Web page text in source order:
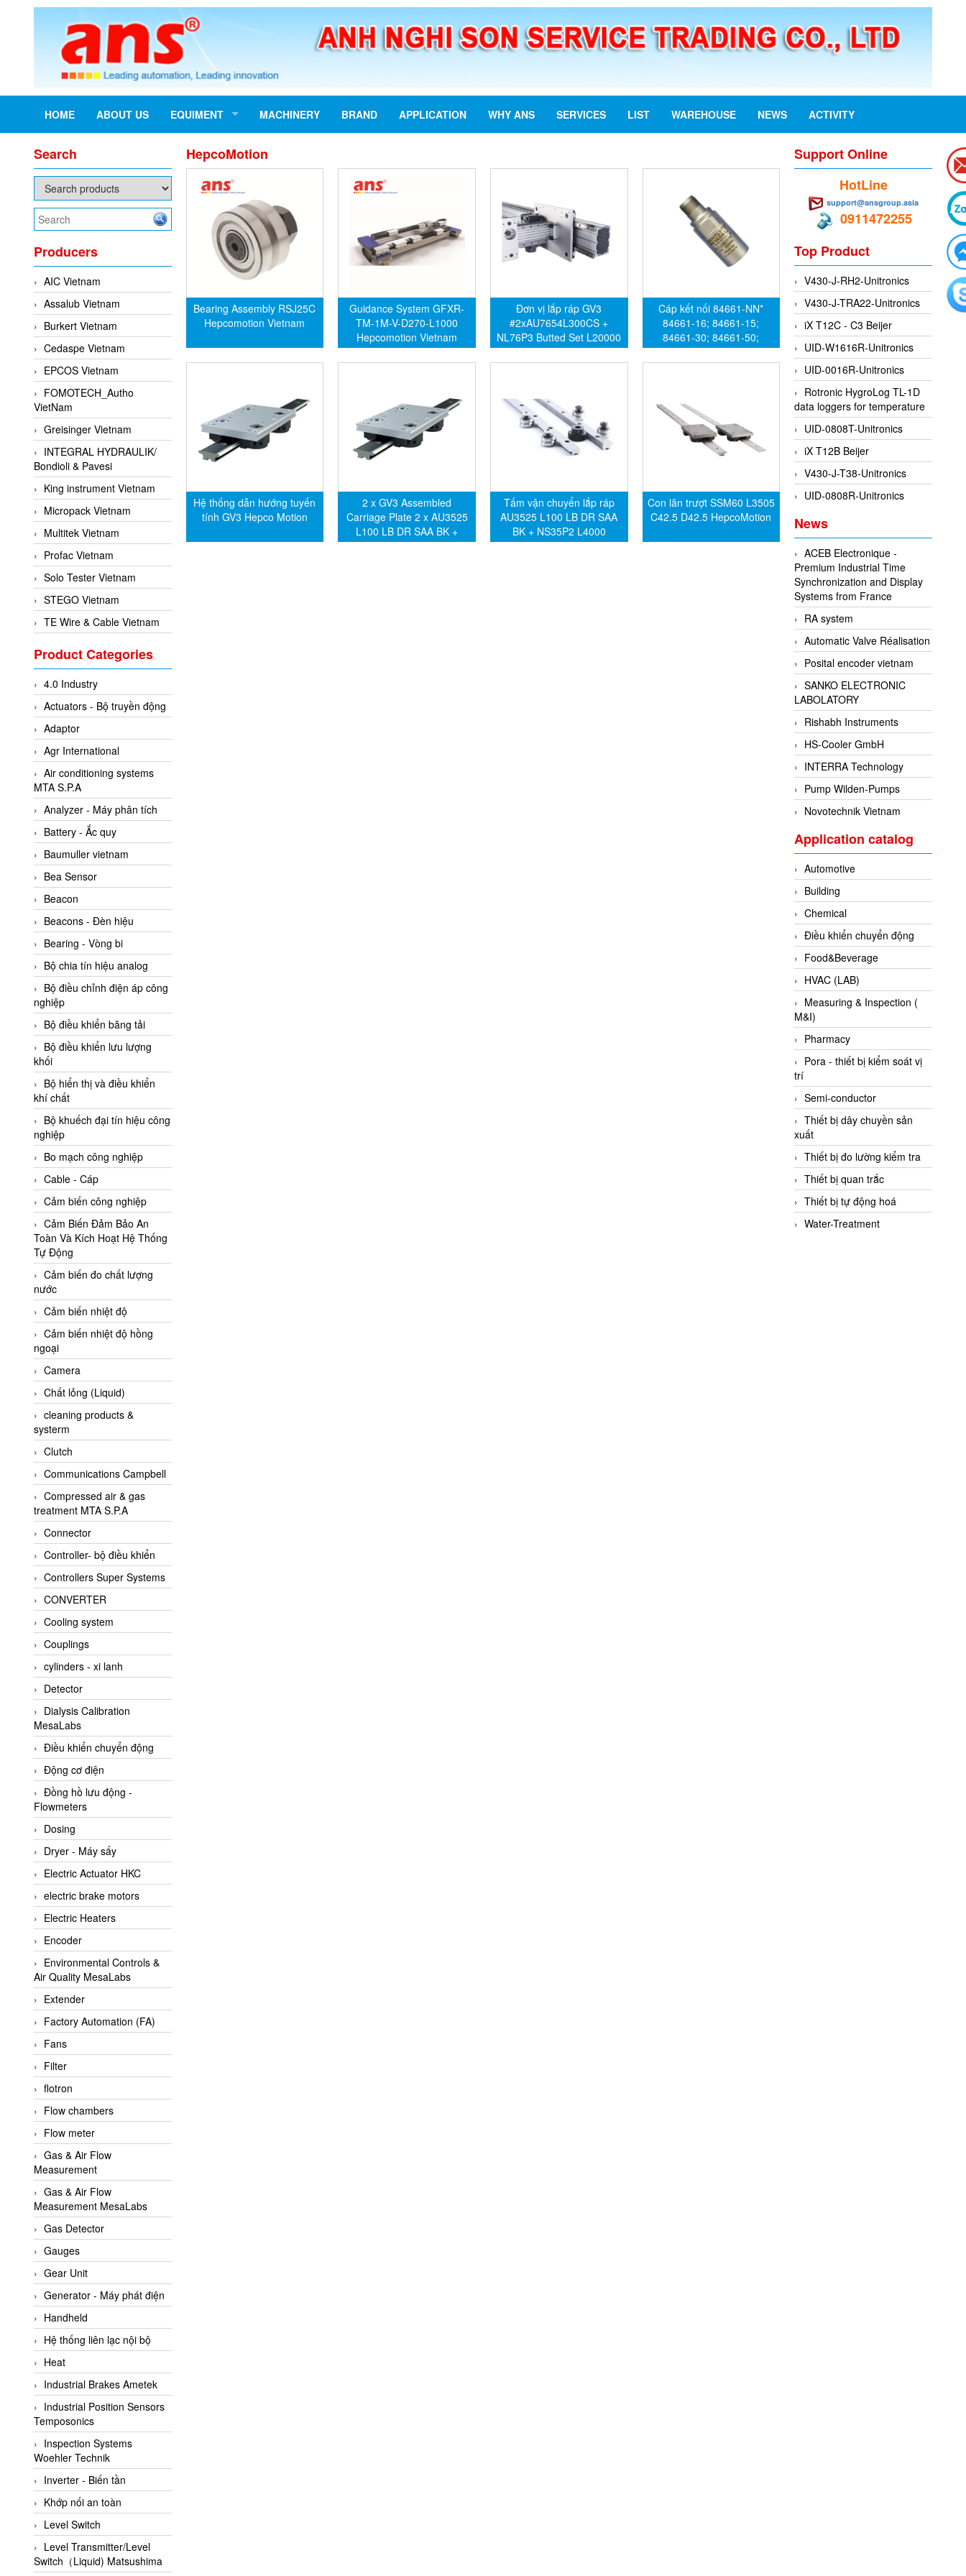
HOME ABOUT US EQUIMENT MACHINERY BRAND APPLICATION WHY ANS SERVICES LIST WAREHOUSE NEWS ACTIVITY
Search
Producers
AIC Vietnam
Assalub Vietnam
Burkert Vietnam
Cedaspe Vietnam
EPCOS Vietnam
FOMOTECH_Autho
VietNam
Greisinger Vietnam
INTEGRAL HYDRAULIK/
Bondioli & Pavesi
King instrument Vietnam
Micropack Vietnam
Multitek Vietnam
Profac Vietnam
Solo Tester Vietnam
STEGO Vietnam
TE Wire & Cable Vietnam
Woodward Vietnam
3CTEST Vietnam
4B VietNam Vietnam
ABB Vietnam
AC Infinity Vietnam
AC&E Telecommunications
AC&T Vietnam
Accepta Vietnam
ACCUMAC Vietnam
AccuWeb Vietnam
Acey
ACOEM Vietnam
ADCA Vietnam
ADFweb Vietnam
Adler Vietnam
Ados Vietnam
Advanced Energy Vietnam
Advantech Vietnam
Agate Vietnam
AGR International Vietnam
Aichi Tokei Denki Vietnam
Aii Vietnam
AIKOH
AINUO Vietnam
AIR MAJOR
Aira Euro Automation
Airtac Vietnam
Airtec Vietnam
AI-Tek Vietnam
Akerstroms Viet Nam
AKO Armaturen &
Separationstechnik
AKO Armaturen &
Separationstechnik Vietnam
AKUSENSE
ALA OFFICINE SPA
Albrecht-Automatik Viet
Nam
Allen Bradley Vietnam
Alpha Moisture Vietnam
Alpha-Achem Vietnam
Alphino
ALRE-IT Vietnam
Altech
Amarillo Gear
Ametek
AMPTRON Vietnam
AND Vietnam
ANDERSON-NEGELE
ANDILOG Technologies
Vietnam
Anritsu
ANTEC S.A
Antico pumps
Anybus/ HMS
AOBEN
Apex Dynamics Vietnam
Apex Dynamics Vietnam
Apiste
APLISENS VietNam
Apollo Fire
Appleton
AQ Matic
Aqualabo Vietnam
Aquametro
ARCA Regler
Arcos Hydraulik
Ardetem-Sfere-Vietnam
Argal
AS ENERGI
ASCO CO2
Asker
AT2E
ATC Pneumatic
ATEX System
ATI - IA
ATI (Analytical Technology
Inc)
Atos
Atrax
Auma
Autec
Auto Flow
Automatic valve
Aventics
Avproglobal
Axiomtek
AZBIL
Product Categories
4.0 Industry
Actuators - Bộ truyền động
Adaptor
Agr International
Air conditioning systems
MTA S.P.A
Analyzer - Máy phân tích
Battery - Ắc quy
Baumuller vietnam
Bea Sensor
Beacon
Beacons - Đèn hiệu
Bearing - Vòng bi
Bộ chia tín hiệu analog
Bộ điều chỉnh điện áp công
nghiệp
Bộ điều khiển băng tải
Bộ điều khiển lưu lượng
khối
Bộ hiển thị và điều khiển
khí chất
Bộ khuếch đại tín hiệu công
nghiệp
Bo mạch công nghiệp
Cable - Cáp
Cảm biến công nghiệp
Cảm Biến Đảm Bảo An
Toàn Và Kích Hoạt Hệ Thống
Tự Động
Cảm biến đo chất lượng
nước
Cảm biến nhiệt độ
Cảm biến nhiệt độ hồng
ngoại
Camera
Chất lỏng (Liquid)
cleaning products &
systerm
Clutch
Communications Campbell
Compressed air & gas
treatment MTA S.P.A
Connector
Controller- bộ điều khiển
Controllers Super Systems
CONVERTER
Cooling system
Couplings
cylinders - xi lanh
Detector
Dialysis Calibration
MesaLabs
Điều khiển chuyển động
Động cơ điện
Đồng hồ lưu động -
Flowmeters
Dosing
Dryer - Máy sấy
Electric Actuator HKC
electric brake motors
Electric Heaters
Encoder
Environmental Controls &
Air Quality MesaLabs
Extender
Factory Automation (FA)
Fans
Filter
flotron
Flow chambers
Flow meter
Gas & Air Flow
Measurement
Gas & Air Flow
Measurement MesaLabs
Gas Detector
Gauges
Gear Unit
Generator - Máy phát điện
Handheld
Hệ thống liên lạc nội bộ
Heat
Industrial Brakes Ametek
Industrial Position Sensors
Temposonics
Inspection Systems
Woehler Technik
Inverter - Biến tần
Khớp nối an toàn
Level Switch
Level Transmitter/Level
Switch（Liquid) Matsushima
HepcoMotion
Bearing Assembly RSJ25C
Hepcomotion Vietnam
Guidance System GFXR-
TM-1M-V-D270-L1000
Hepcomotion Vietnam
Đơn vị lắp ráp GV3
#2xAU7654L300CS +
NL76P3 Butted Set L20000
Hepcomotion
Cáp kết nối 84661-NN*
84661-16; 84661-15;
84661-30; 84661-50;
84661-33; 84661-96;
84661-03 Bently Nevada
Hệ thống dẫn hướng tuyến
tính GV3 Hepco Motion
2 x GV3 Assembled
Carriage Plate 2 x AU3525
L100 LB DR SAA BK +
NS35P2 L1530
Tấm vận chuyển lắp ráp
AU3525 L100 LB DR SAA
BK + NS35P2 L4000
Hepcomotion
Con lăn trượt SSM60 L3505
C42.5 D42.5 HepcoMotion
Support Online
HotLine
support@ansgroup.asia
0911472255
Top Product
V430-J-RH2-Unitronics
V430-J-TRA22-Unitronics
iX T12C - C3 Beijer
UID-W1616R-Unitronics
UID-0016R-Unitronics
Rotronic HygroLog TL-1D
data loggers for temperature
UID-0808T-Unitronics
iX T12B Beijer
V430-J-T38-Unitronics
UID-0808R-Unitronics
News
ACEB Electronique -
Premium Industrial Time
Synchronization and Display
Systems from France
RA system
Automatic Valve Réalisation
Posital encoder vietnam
SANKO ELECTRONIC
LABOLATORY
Rishabh Instruments
HS-Cooler GmbH
INTERRA Technology
Pump Wilden-Pumps
Novotechnik Vietnam
Application catalog
Automotive
Building
Chemical
Điều khiển chuyển động
Food&Beverage
HVAC (LAB)
Measuring & Inspection (
M&I)
Pharmacy
Pora - thiết bị kiểm soát vị
trí
Semi-conductor
Thiết bị dây chuyền sản
xuất
Thiết bị đo lường kiểm tra
Thiết bị quan trắc
Thiết bị tự động hoá
Water-Treatment